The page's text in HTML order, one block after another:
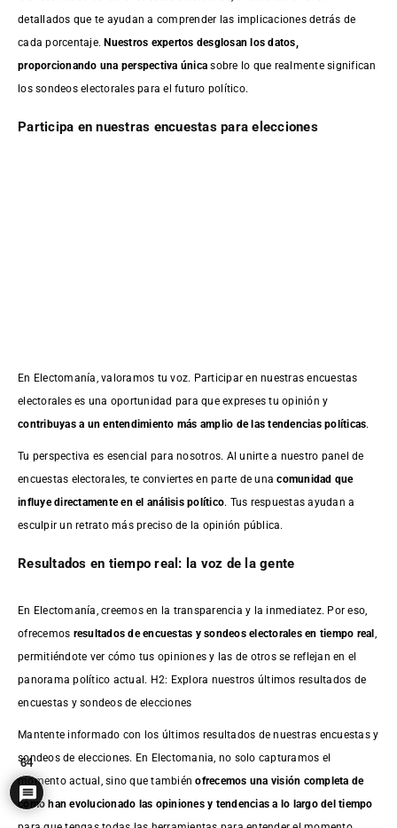
detallados que te ayudan a comprender las implicaciones detrás de
cada porcentaje.Nuestros expertos desglosan los datos,
proporcionando una perspectiva única sobre lo que realmente significan
los sondeos electorales para el futuro político.
Participa en nuestras encuestas para elecciones
En Electomanía, valoramos tu voz. Participar en nuestras encuestas
electorales es una oportunidad para que expreses tu opinión y
contribuyas a un entendimiento más amplio de las tendencias políticas.
Tu perspectiva es esencial para nosotros. Al unirte a nuestro panel de
encuestas electorales, te conviertes en parte de unacomunidad que
influye directamente en el análisis político. Tus respuestas ayudan a
esculpir un retrato más preciso de la opinión pública.
Resultados en tiempo real: la voz de la gente
En Electomanía, creemos en la transparencia y la inmediatez. Por eso,
ofrecemos resultados deencuestas y sondeos electorales en tiempo real
permitiéndote ver cómo tus opiniones y las de otros se reflejan en el
panorama político actual. H2: Explora nuestros últimos resultados de
encuestas y sondeos de elecciones
Mantente informado con los últimos resultados de nuestras encuestasy
sondeos de elecciones. En Electomania, no solo capturamos el
momento actual, sino que tambiénofrecemos una visión completa de
cómo han evolucionado las opiniones y tendencias a lo largo del tiempo
64